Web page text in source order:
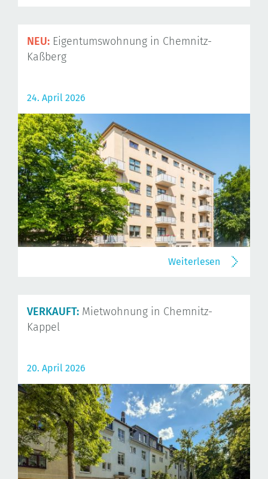
NEU: Eigentumswohnung in Chemnitz-
Kaßberg
24. April 2026
Weiterlesen
VERKAUFT: Mietwohnung in Chemnitz-
Kappel
20. April 2026